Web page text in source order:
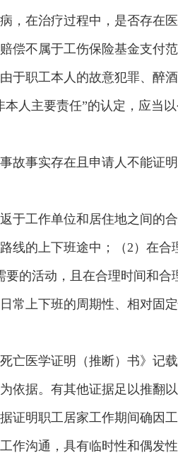
，在治疗过程中，是否存在
偿不属于工伤保险基金支付范
于职工本人的故意犯罪、醉
人主要责任”的认定，应当
故事实存在且申请人不能证
于工作单位和居住地之间的
线的上下班途中；（2）在
的活动，且在合理时间和
常上下班的周期性、相对固
亡医学证明（推断）书》记
依据。有其他证据足以推翻
证明职工居家工作期间确因
作沟通，具有临时性和偶发性